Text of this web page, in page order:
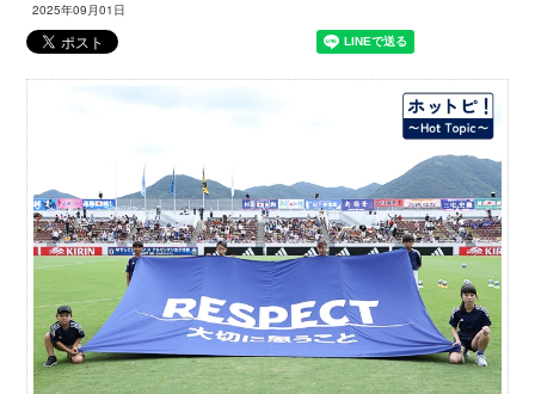
2025年09月01日